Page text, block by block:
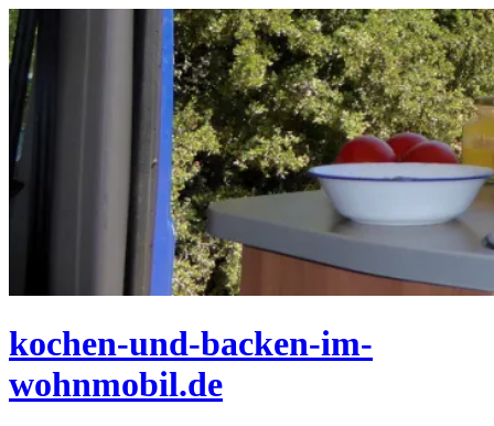
Zum
Inhalt
springen
kochen-und-backen-im-
wohnmobil.de